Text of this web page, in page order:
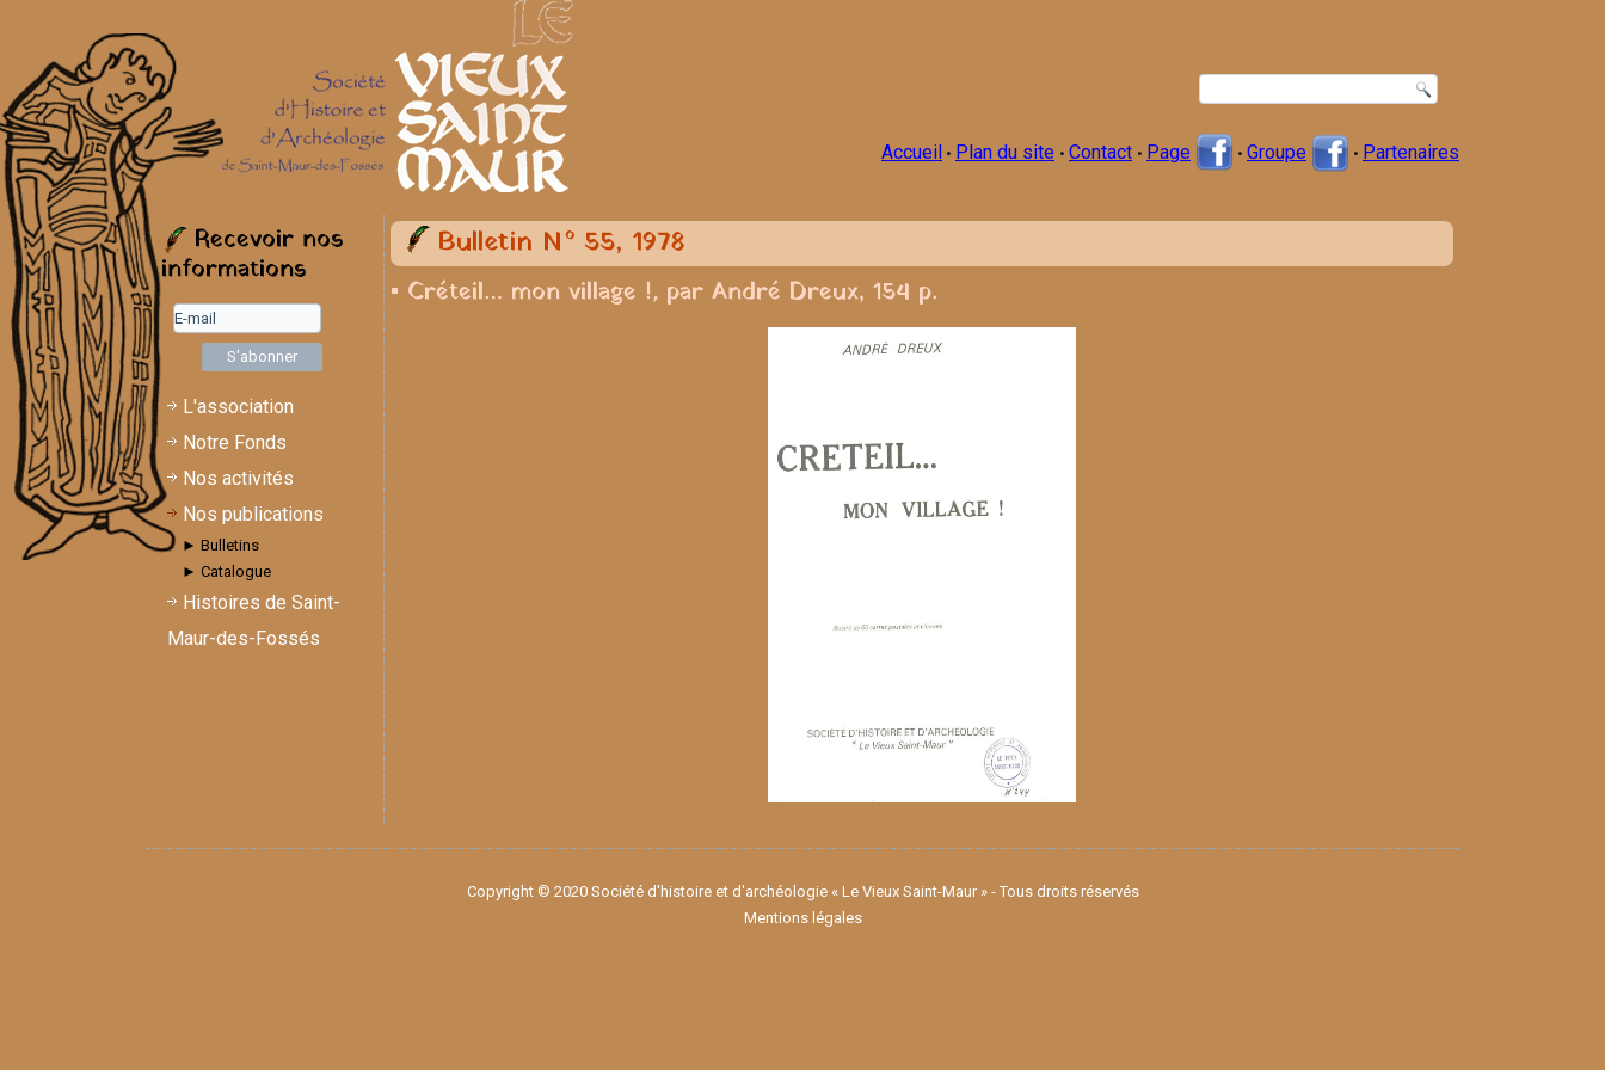
Accueil • Plan du site • Contact • Page • Groupe • Partenaires
Recevoir nos
informations
L'association
Notre Fonds
Nos activités
Nos publications
► Bulletins
► Catalogue
Histoires de Saint-
Maur-des-Fossés
Bulletin N° 55, 1978
▪ Créteil… mon village !, par André Dreux, 154 p.
Copyright © 2020 Société d'histoire et d'archéologie « Le Vieux Saint-Maur » - Tous droits réservés
Mentions légales